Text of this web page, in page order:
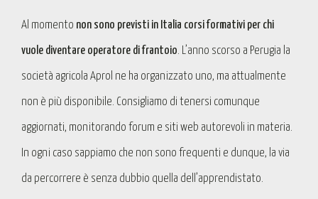
Al momento non sono previsti in Italia corsi formativi per chi
vuole diventare operatore di frantoio. L’anno scorso a Perugia la
società agricola Aprol ne ha organizzato uno, ma attualmente
non è più disponibile. Consigliamo di tenersi comunque
aggiornati, monitorando forum e siti web autorevoli in materia.
In ogni caso sappiamo che non sono frequenti e dunque, la via
da percorrere è senza dubbio quella dell’apprendistato.